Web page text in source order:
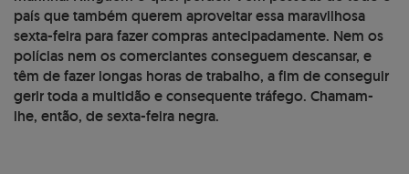
país que também querem aproveitar essa maravilhosa
sexta-feira para fazer compras antecipadamente. Nem os
polícias nem os comerciantes conseguem descansar, e
têm de fazer longas horas de trabalho, a fim de conseguir
gerir toda a multidão e consequente tráfego. Chamam-
lhe, então, de sexta-feira negra.